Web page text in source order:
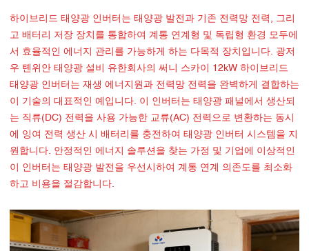
하이브리드 태양광 인버터는 태양광 발전과 기존 전력망 전력, 그리
고 배터리 저장 장치를 통합하여 계통 연계형 및 독립형 환경 모두에
서 효율적인 에너지 관리를 가능하게 하는 다목적 장치입니다. 광저
우 톈위안 태양광 설비 유한회사의 써니 스카이 12kW 하이브리드
태양광 인버터는 재생 에너지원과 전력망 전력을 완벽하게 결합하는
이 기술의 대표적인 예입니다. 이 인버터는 태양광 패널에서 생산되
는 직류(DC) 전력을 사용 가능한 교류(AC) 전력으로 변환하는 동시
에 잉여 전력 생산 시 배터리를 충전하여 태양광 인버터 시스템을 지
원합니다. 안정적인 에너지 솔루션을 찾는 가정 및 기업에 이상적인
이 인버터는 태양광 발전을 우선시하여 계통 연계 의존도를 최소화
하고 비용을 절감합니다.